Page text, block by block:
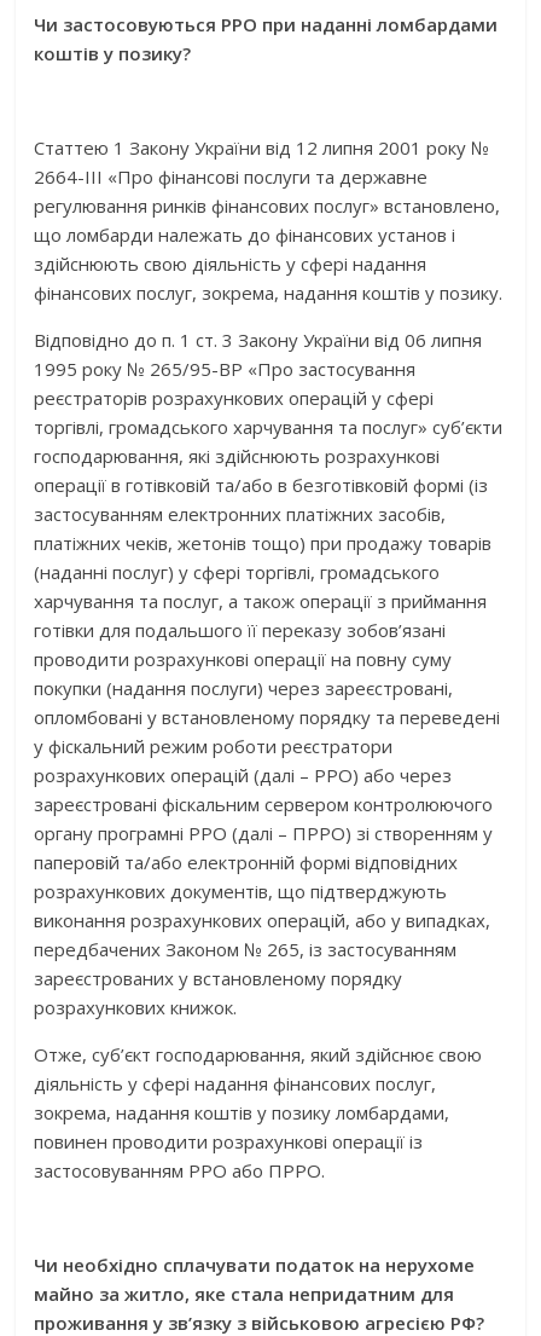
Чи застосовуються РРО при наданні ломбардами
коштів у позику?
Статтею 1 Закону України від 12 липня 2001 року №
2664-ІІІ «Про фінансові послуги та державне
регулювання ринків фінансових послуг» встановлено,
що ломбарди належать до фінансових установ і
здійснюють свою діяльність у сфері надання
фінансових послуг, зокрема, надання коштів у позику.
Відповідно до п. 1 ст. 3 Закону України від 06 липня
1995 року № 265/95-ВР «Про застосування
реєстраторів розрахункових операцій у сфері
торгівлі, громадського харчування та послуг» суб’єкти
господарювання, які здійснюють розрахункові
операції в готівковій та/або в безготівковій формі (із
застосуванням електронних платіжних засобів,
платіжних чеків, жетонів тощо) при продажу товарів
(наданні послуг) у сфері торгівлі, громадського
харчування та послуг, а також операції з приймання
готівки для подальшого її переказу зобов’язані
проводити розрахункові операції на повну суму
покупки (надання послуги) через зареєстровані,
опломбовані у встановленому порядку та переведені
у фіскальний режим роботи реєстратори
розрахункових операцій (далі – РРО) або через
зареєстровані фіскальним сервером контролюючого
органу програмні РРО (далі – ПРРО) зі створенням у
паперовій та/або електронній формі відповідних
розрахункових документів, що підтверджують
виконання розрахункових операцій, або у випадках,
передбачених Законом № 265, із застосуванням
зареєстрованих у встановленому порядку
розрахункових книжок.
Отже, суб’єкт господарювання, який здійснює свою
діяльність у сфері надання фінансових послуг,
зокрема, надання коштів у позику ломбардами,
повинен проводити розрахункові операції із
застосовуванням РРО або ПРРО.
Чи необхідно сплачувати податок на нерухоме
майно за житло, яке стала непридатним для
проживання у зв’язку з військовою агресією РФ?